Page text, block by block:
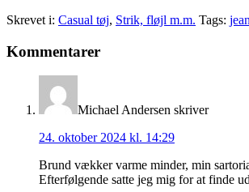
Skrevet i: Casual tøj, Strik, fløjl m.m. Tags:
Læserinteraktioner
Kommentarer
Michael Andersen skriver
24. oktober 2024 kl. 14:29
Brund vækker varme minder, min
Efterfølgende satte jeg mig for at finde